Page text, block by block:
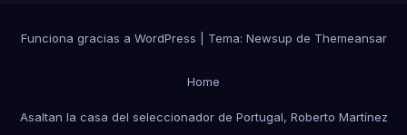
Funciona gracias a WordPress Tema: Newsup de Themeansar
Home
Asaltan la casa del seleccionador de Portugal, Roberto Martínez